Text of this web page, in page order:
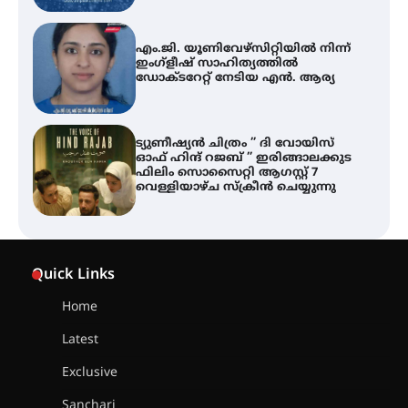
ട്യുണീഷ്യൻ ചിത്രം ” ദി വോയിസ്
ഓഫ് ഹിന്ദ് റജബ് ” ഇരിങ്ങാലക്കുട
ഫിലിം സൊസൈറ്റി ആഗസ്റ്റ് 7
വെള്ളിയാഴ്ച സ്‌ക്രീൻ ചെയ്യുന്നു
തിരനോട്ടം ‘അരങ്ങ് 2026’ ഉണർന്നു
Quick Links
Home
Latest
Exclusive